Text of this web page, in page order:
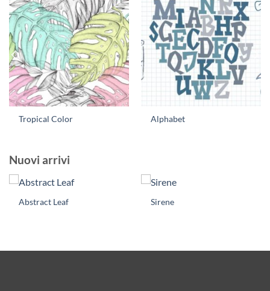
Tropical Color Alphabet
Nuovi arrivi
Abstract Leaf Sirene